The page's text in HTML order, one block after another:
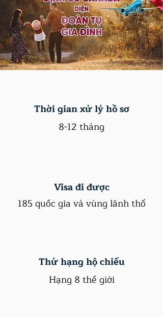
Thời gian xử lý hồ sơ
8-12 tháng
Visa đi được
185 quốc gia và vùng lãnh thổ
Thứ hạng hộ chiếu
Hạng 8 thế giới